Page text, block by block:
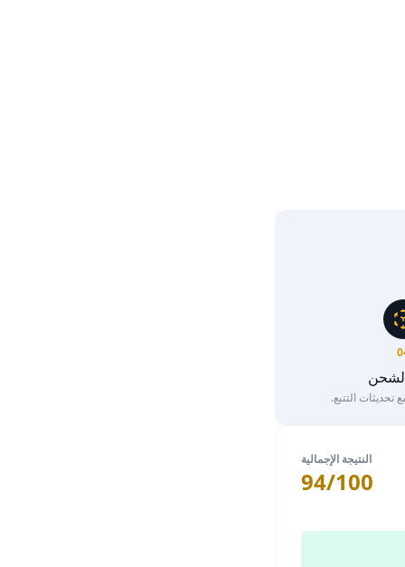
التتبع.
النتيجة الإجمالية
94/100